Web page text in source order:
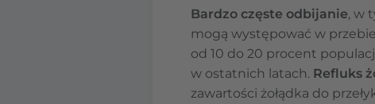
Bardzo częste odbijanie, w
mogą występować w
od 10 do 20 procent
w ostatnich latach. Refluks
zawartości żołądka do